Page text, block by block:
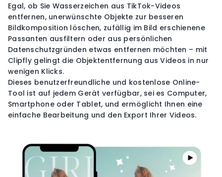
Egal, ob Sie Wasserzeichen aus TikTok-Videos
entfernen, unerwünschte Objekte zur besseren
Bildkomposition löschen, zufällig im Bild erschienene
Passanten ausfiltern oder aus persönlichen
Datenschutzgründen etwas entfernen möchten – mit
Clipfly gelingt die Objektentfernung aus Videos in nur
wenigen Klicks.
Dieses benutzerfreundliche und kostenlose Online-
Tool ist auf jedem Gerät verfügbar, sei es Computer,
Smartphone oder Tablet, und ermöglicht Ihnen eine
einfache Bearbeitung und den Export Ihrer Videos.